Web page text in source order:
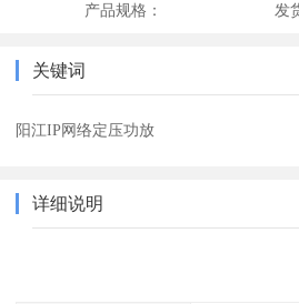
产品规格： 发
关键词
阳江IP网络定压功放
详细说明